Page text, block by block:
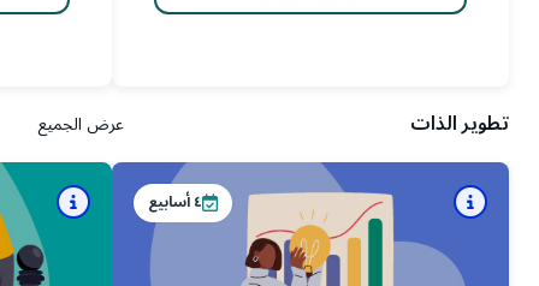
تطوير الذات عرض الجميع
٤أسابيع